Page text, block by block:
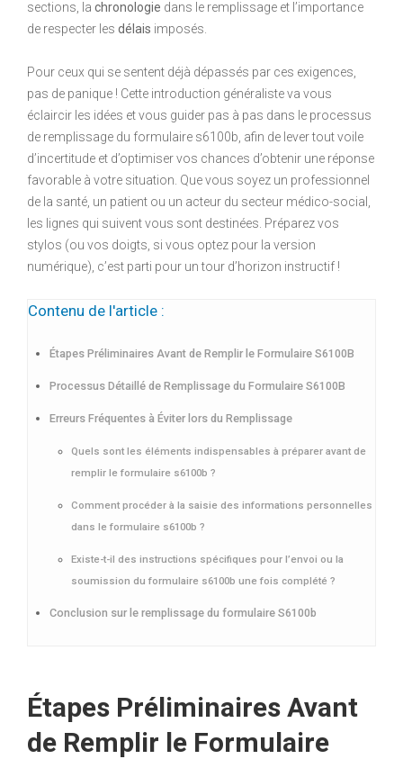
sections, la chronologie dans le remplissage et l’importance
de respecter les délais imposés.
Pour ceux qui se sentent déjà dépassés par ces exigences,
pas de panique ! Cette introduction généraliste va vous
éclaircir les idées et vous guider pas à pas dans le processus
de remplissage du formulaire s6100b, afin de lever tout voile
d’incertitude et d’optimiser vos chances d’obtenir une réponse
favorable à votre situation. Que vous soyez un professionnel
de la santé, un patient ou un acteur du secteur médico-social,
les lignes qui suivent vous sont destinées. Préparez vos
stylos (ou vos doigts, si vous optez pour la version
numérique), c’est parti pour un tour d’horizon instructif !
Contenu de l'article :
Étapes Préliminaires Avant de Remplir le Formulaire S6100B
Processus Détaillé de Remplissage du Formulaire S6100B
Erreurs Fréquentes à Éviter lors du Remplissage
Quels sont les éléments indispensables à préparer avant de
remplir le formulaire s6100b ?
Comment procéder à la saisie des informations personnelles
dans le formulaire s6100b ?
Existe-t-il des instructions spécifiques pour l’envoi ou la
soumission du formulaire s6100b une fois complété ?
Conclusion sur le remplissage du formulaire S6100b
Étapes Préliminaires Avant
de Remplir le Formulaire